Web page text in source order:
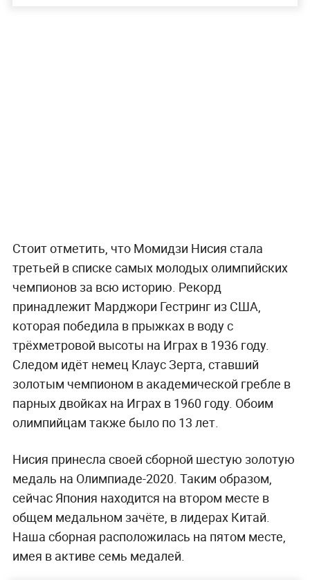
Стоит отметить, что Момидзи Нисия стала
третьей в списке самых молодых олимпийских
чемпионов за всю историю. Рекорд
принадлежит Марджори Гестринг из США,
которая победила в прыжках в воду с
трёхметровой высоты на Играх в 1936 году.
Следом идёт немец Клаус Зерта, ставший
золотым чемпионом в академической гребле в
парных двойках на Играх в 1960 году. Обоим
олимпийцам также было по 13 лет.
Нисия принесла своей сборной шестую золотую
медаль на Олимпиаде-2020. Таким образом,
сейчас Япония находится на втором месте в
общем медальном зачёте, в лидерах Китай.
Наша сборная расположилась на пятом месте,
имея в активе семь медалей.